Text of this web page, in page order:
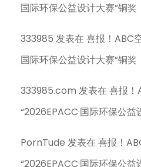
国际环保公益设计大赛”铜奖
333985 发表在喜报！ABC
国际环保公益设计大赛”铜奖
333985.com 发表在喜报！
“2026EPACC·国际环保公益
PornTude 发表在喜报！
“2026EPACC·国际环保公益